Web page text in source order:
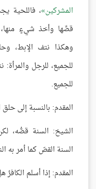
المشركين ، فاللحية
قصِّها وأخذ شيءٍ
وهكذا نتف الإبط،
للجميع، للرجل والمرأة:
للجميع.
المقدم: بالنسبة إلى
الشيخ: السنة قصُّه،
السنة القصّ كما أمر به
المقدم: إذا أسلم الكافرُ